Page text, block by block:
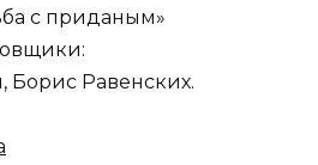
с приданым»
Борис Равенских.